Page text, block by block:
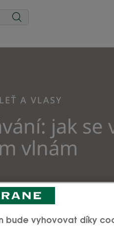
A VLASY
jak se
vlnám
bude vyhovovat díky